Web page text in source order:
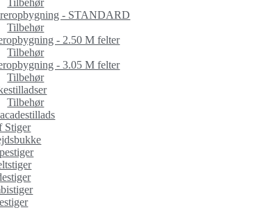
Tilbehør
- STANDARD
Tilbehør
- 2.50 M felter
Tilbehør
- 3.05 M felter
Tilbehør
Tilbehør
Stiger